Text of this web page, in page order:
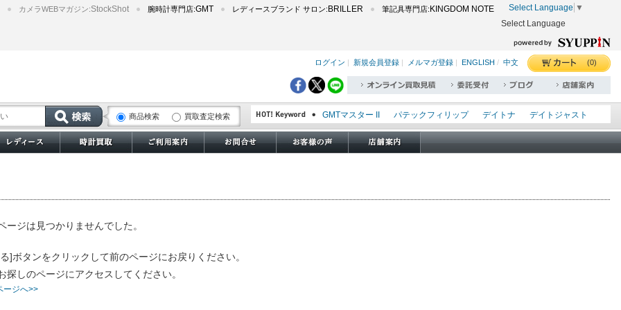
カメラWEBマガジン:StockShot 腕時計専門店:GMT レディースブランド サロン: BRILLER 筆記具専門店: KINGDOM NOTE Select Language ▼
Select Language
ログイン 新規会員登録 メルマガ登録 ENGLISH / 中文 (0)
商品検索 買取査定検索 GMTマスター II パテックフィリップ デイトナ
デイトジャスト
エクスプローラー I
オイスターパーペチュアル
シードゥエラー
ジは見つかりませんでした。
]ボタンをクリックして前のページにお戻りください。
しのページにアクセスしてください。
ージへ>>